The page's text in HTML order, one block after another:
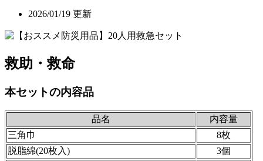
2026/01/19 更新
救助・救命
本セットの内容品
品名
内容量
三角巾
8枚
脱脂綿(20枚入)
3個